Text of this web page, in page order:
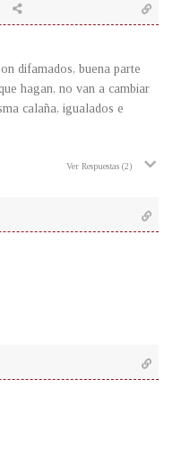
difamados, buena parte
hagan, no van a cambiar
calaña, igualados e
Ver Respuestas (2)